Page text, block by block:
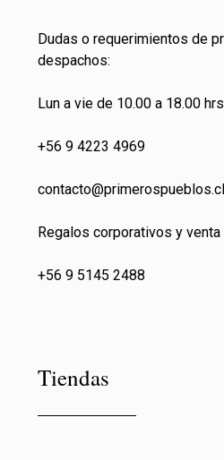
Dudas o requerimientos de
despachos:
Lun a vie de 10.00 a 18.00
+56 9 4223 4969
contacto@primerospueblos.cl
Regalos corporativos y venta
+56 9 5145 2488
Tiendas